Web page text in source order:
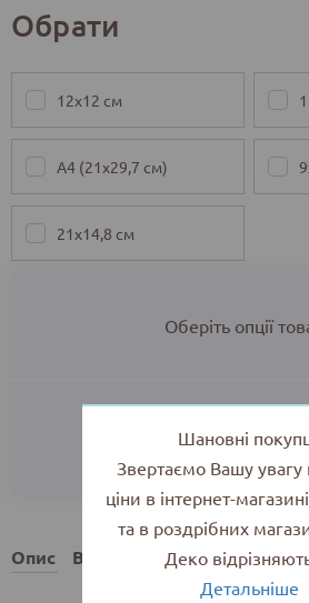
Обрати
12х12 см
А4 (21х29,7 см)
21x14,8 см
Оберіть опції
До кошика
Опис Відгуки
Шановні
Звертаємо Вашу увагу
ціни в інтернет-
та в роздрібних
Деко
Детальніше